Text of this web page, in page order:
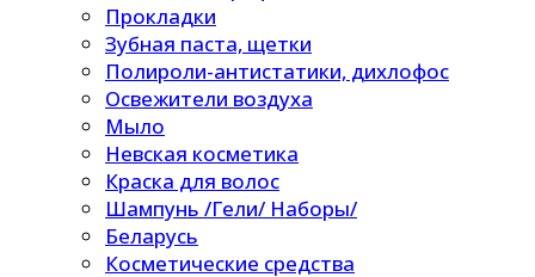
Прокладки
Зубная паста, щетки
Полироли-антистатики, дихлофос
Освежители воздуха
Мыло
Невская косметика
Краска для волос
Шампунь /Гели/ Наборы/
Беларусь
Косметические средства